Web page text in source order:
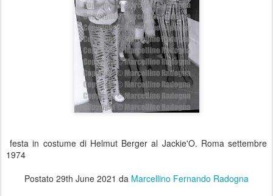
festa in costume di Helmut Berger al Jackie'O. Roma settembre
1974
Postato 29th June 2021 da Marcellino Fernando Radogna